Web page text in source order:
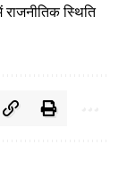
राजनीतिक स्थिति